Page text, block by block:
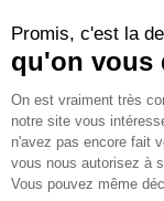
Promis, c'est la
qu'on vous
Plateforme
On est vraiment très
notre site vous
n'avez pas encore fait
vous nous autorisez à
Vous pouvez même